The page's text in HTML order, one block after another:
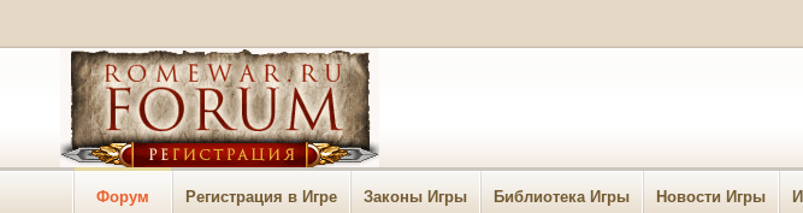
Форум Регистрация в Игре Законы Игры Библиотека Игры Новости Игры